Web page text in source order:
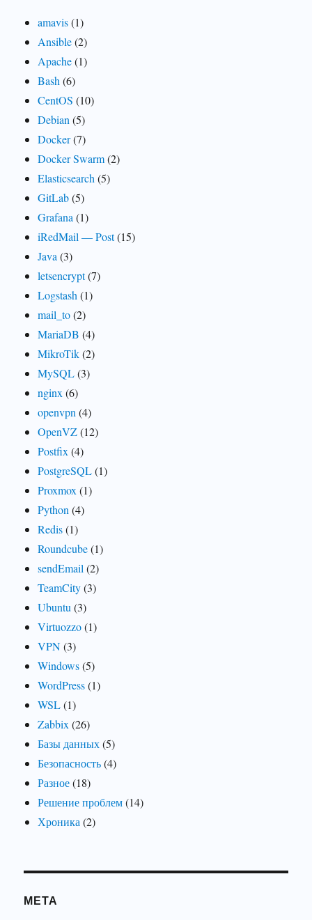
amavis(1)
Ansible(2)
Apache(1)
Bash (6)
CentOS (10)
Debian (5)
Docker(7)
Docker Swarm(2)
Elasticsearch (5)
GitLab(5)
Grafana (1)
iRedMail — Post(15)
Java (3)
letsencrypt(7)
Logstash (1)
mail_to(2)
MariaDB (4)
MikroTik(2)
MySQL(3)
nginx (6)
openvpn (4)
OpenVZ(12)
Postfix (4)
PostgreSQL(1)
Proxmox (1)
Python (4)
Redis(1)
Roundcube(1)
sendEmail (2)
TeamCity(3)
Ubuntu (3)
Virtuozzo(1)
VPN(3)
Windows(5)
WordPress(1)
WSL(1)
Zabbix (26)
Базы данных(5)
Безопасность(4)
Разное(18)
Решение проблем(14)
Хроника (2)
МЕТА